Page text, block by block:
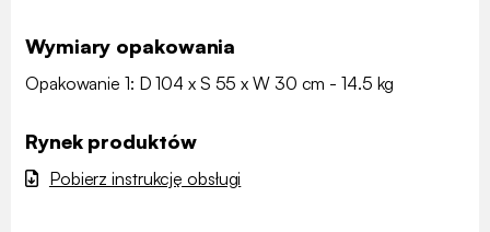
Wymiary opakowania
Opakowanie 1: D 104 x S 55 x W 30 cm - 14.5 kg
Rynek produktów
Pobierz instrukcję obsługi